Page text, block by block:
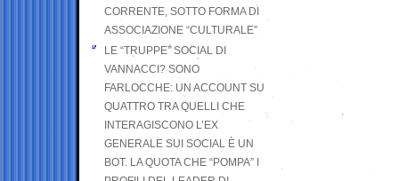
CORRENTE, SOTTO FORMA DI
ASSOCIAZIONE “CULTURALE”
LE “TRUPPE” SOCIAL DI
VANNACCI? SONO
FARLOCCHE: UN ACCOUNT SU
QUATTRO TRA QUELLI CHE
INTERAGISCONO L’EX
GENERALE SUI SOCIAL È UN
BOT. LA QUOTA CHE “POMPA” I